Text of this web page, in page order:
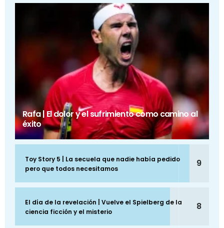
Rafa | El dolor y el sufrimiento como camino al
éxito
Toy Story 5 | La secuela que nadie había pedido
pero que todos necesitamos
9
El día de la revelación | Vuelve el Spielberg de la
ciencia ficción y el misterio
8